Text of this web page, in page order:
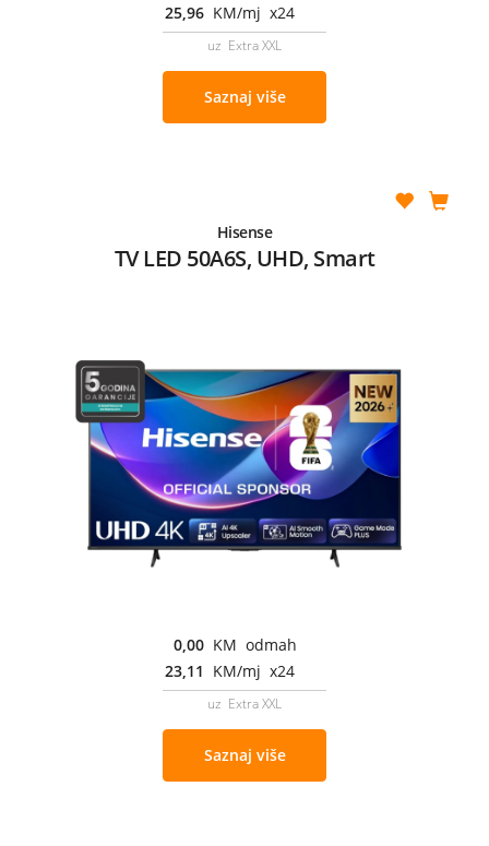
25,96 KM/mj x24
uz Extra XXL
Saznaj više
Hisense
TV LED 50A6S, UHD, Smart
0,00 KM odmah
23,11 KM/mj x24
uz Extra XXL
Saznaj više